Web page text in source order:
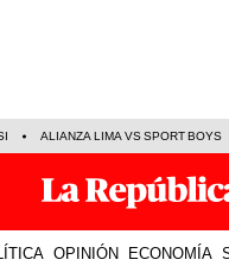
ALIANZA LIMA VS SPORT BOYS
OPINIÓN ECONOMÍA